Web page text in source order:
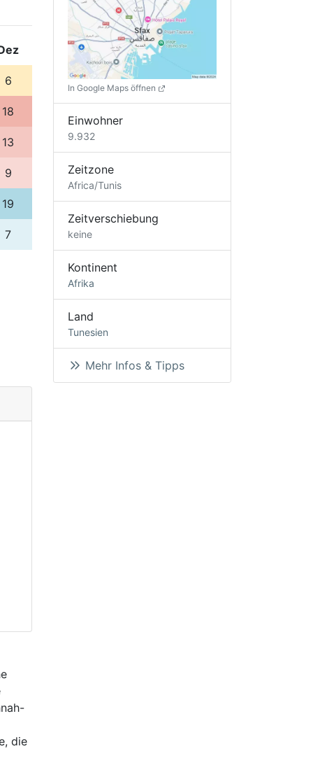
6
18
13
9
19
7
die
In Google Maps öffnen
Einwohner
9.932
Zeitzone
Africa/Tunis
Zeitverschiebung
keine
Kontinent
Afrika
Land
Tunesien
Mehr Infos & Tipps